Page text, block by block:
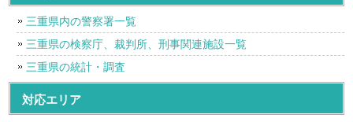
三重県内の警察署一覧
三重県の検察庁、裁判所、刑事関連施設一覧
三重県の統計・調査
対応エリア